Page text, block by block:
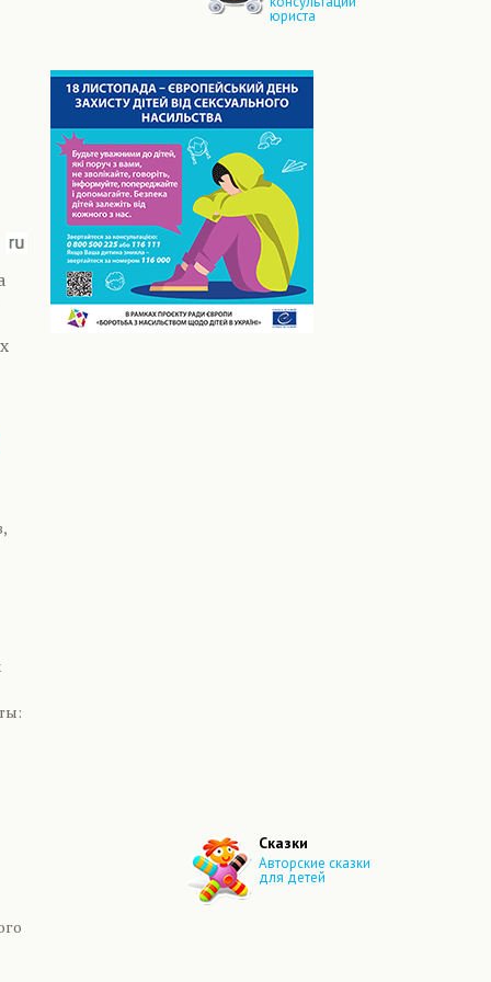
юриста
Сказки
Авторские сказки
для детей